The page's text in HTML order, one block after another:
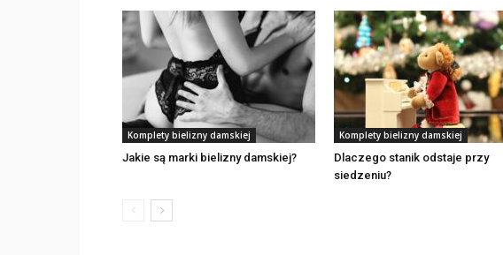
Komplety bielizny damskiej
Jakie są marki bielizny damskiej?
Komplety bielizny damskiej
Dlaczego stanik odstaje przy
siedzeniu?